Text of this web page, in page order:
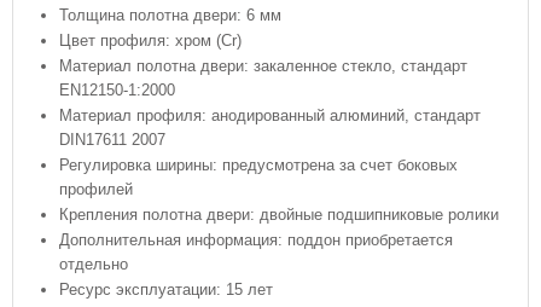
Толщина полотна двери: 6 мм
Цвет профиля: хром (Сr)
Материал полотна двери: закаленное стекло, стандарт
EN12150-1:2000
Материал профиля: анодированный алюминий, стандарт
DIN17611 2007
Регулировка ширины: предусмотрена за счет боковых
профилей
Крепления полотна двери: двойные подшипниковые ролики
Дополнительная информация: поддон приобретается
отдельно
Ресурс эксплуатации: 15 лет